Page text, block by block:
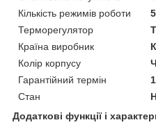
Кількість режимів роботи
5
Терморегулятор
Країна виробник
Колір корпусу
Гарантійний термін
Стан
Додаткові функції і